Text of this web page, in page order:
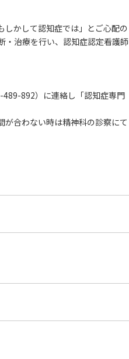
しかして認知症では」とご心配の
・治療を行い、認知症認定看護師
892）に連絡し「認知症専門
合わない時は精神科の診察にて